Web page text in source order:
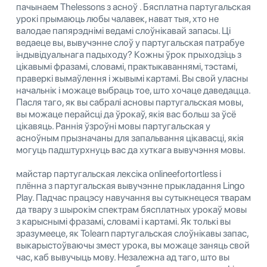
пачынаем Thelessons з асноў . Бясплатна партугальская
урокі прымаюць любы чалавек, нават тыя, хто не
валодае папярэднімі ведамі слоўнікавай запасы. Ці
ведаеце вы, вывучэнне слоў у партугальская патрабуе
індывідуальнага падыходу? Кожны ўрок прыходзіць з
цікавымі фразамі, словамі, практыкаваннямі, тэстамі,
праверкі вымаўлення і жывымі картамі. Вы свой уласны
начальнік і можаце выбраць тое, што хочаце даведацца.
Пасля таго, як вы сабралі асновы партугальская мовы,
вы можаце перайсці да ўрокаў, якія вас больш за ўсё
цікавяць. Раннія ўзроўні мовы партугальская у
асноўным прызначаны для запальвання цікавасці, якія
могуць падштурхнуць вас да хуткага вывучэння мовы.
майстар партугальская лексіка onlineefortortless і
плённа з партугальская вывучэнне прыкладання Lingo
Play. Падчас працэсу навучання вы сутыкнецеся тварам
да твару з шырокім спектрам бясплатных урокаў мовы
з карыснымі фразамі, словамі і картамі. Як толькі вы
зразумееце, як Tolearn партугальская слоўнікавы запас,
выкарыстоўваючы змест урока, вы можаце заняць свой
час, каб вывучыць мову. Незалежна ад таго, што вы